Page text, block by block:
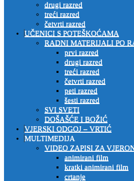
drugi razred
treći razred
četvrti razred
UČENICI S POTEŠKOĆAMA
RADNI MATERIJALI PO
prvi razred
drugi razred
treći razred
četvrti razred
peti razred
šesti razred
SVI SVETI
DOŠAŠĆE I BOŽIĆ
VJERSKI ODGOJ – VRTIĆ
MULTIMEDIJA
VIDEO ZAPISI ZA
animirani film
kratki animirani film
crtanje